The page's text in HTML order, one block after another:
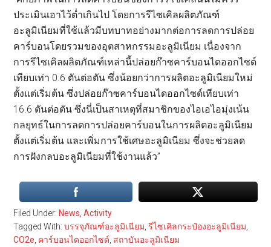
ประเมินเอาไว้ต่ำเกินไป โดยการรีไซเคิลผลิตภัณฑ์
อะลูมิเนียมที่ใช้แล้วมีบทบาทอย่างมากต่อการลดการปล่อย
คาร์บอนโดยรวมของอุตสาหกรรมอะลูมิเนียม เนื่องจาก
การรีไซเคิลผลิตภัณฑ์เหล่านี้ปล่อยก๊าซคาร์บอนไดออกไซด์
เทียบเท่า 0.6 ตันต่อตัน ซึ่งน้อยกว่าการผลิตอะลูมิเนียมใหม่
ตั้งแต่เริ่มต้น ซึ่งปล่อยก๊าซคาร์บอนไดออกไซด์เทียบเท่า
16.6 ตันต่อตัน ซึ่งนี่เป็นสาเหตุที่สมาชิกของไอเอไอมุ่งเน้น
กลยุทธ์ในการลดการปล่อยคาร์บอนในการผลิตอะลูมิเนียม
ตั้งแต่เริ่มต้น และเพิ่มการใช้เศษอะลูมิเนียม ซึ่งจะช่วยลด
การฝังกลบอะลูมิเนียมที่ใช้งานแล้ว”
Filed Under: News,Activity
Tagged With:บรรจุภัณฑ์อะลูมิเนียม,รีไซเคิลกระป๋องอะลูมิเนียม,
CO2e, คาร์บอนไดออกไซด์, สถาบันอะลูมิเนียม